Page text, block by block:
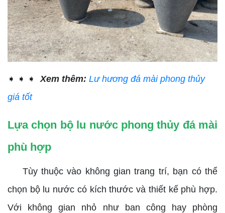
➧ ➧ ➧ Xem thêm: Lư hương đá mài phong thủy
giá tốt
Lựa chọn bộ lu nước phong thủy đá mài
phù hợp
Tùy thuộc vào không gian trang trí, bạn có thể
chọn bộ lu nước có kích thước và thiết kế phù hợp.
Với không gian nhỏ như ban công hay phòng